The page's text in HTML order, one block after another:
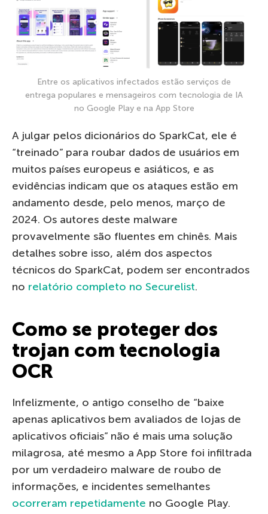
Entre os aplicativos infectados estão serviços de
entrega populares e mensageiros com tecnologia de IA
no Google Play e na App Store
A julgar pelos dicionários do SparkCat, ele é
“treinado” para roubar dados de usuários em
muitos países europeus e asiáticos, e as
evidências indicam que os ataques estão em
andamento desde, pelo menos, março de
2024. Os autores deste malware
provavelmente são fluentes em chinês. Mais
detalhes sobre isso, além dos aspectos
técnicos do SparkCat, podem ser encontrados
no relatório completo no Securelist.
Como se proteger dos
trojan com tecnologia
OCR
Infelizmente, o antigo conselho de “baixe
apenas aplicativos bem avaliados de lojas de
aplicativos oficiais” não é mais uma solução
milagrosa, até mesmo a App Store foi infiltrada
por um verdadeiro malware de roubo de
informações, e incidentes semelhantes
ocorreram repetidamente no Google Play.